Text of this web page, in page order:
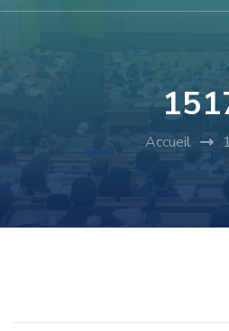
Accueil